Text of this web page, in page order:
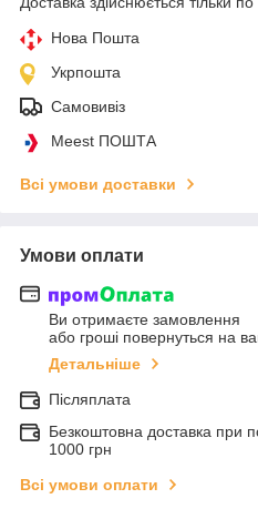
Нова Пошта
Укрпошта
Самовивіз
Meest ПОШТА
Всі умови доставки
Умови оплати
Ви отримаєте замовлення
або гроші повернуться на
Детальніше
Післяплата
Безкоштовна доставка при
1000 грн
Всі умови оплати